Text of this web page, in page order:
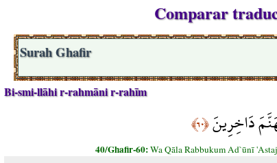
Comparar
Surah Ghafir
Bi-smi-llāhi r-rahmāni r-rahīm
دَاخِرِينَ﴿٦٠﴾
40/Ghafir-60:Wa Qāla Rabbukum Ad`ūnī